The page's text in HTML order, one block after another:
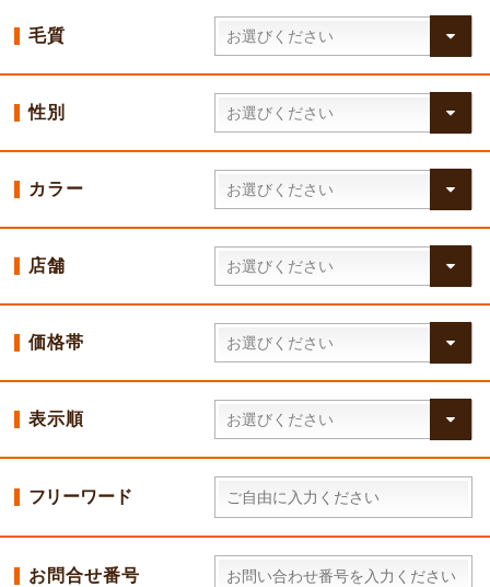
毛質
性別
カラー
店舗
価格帯
表示順
フリーワード
お問合せ番号